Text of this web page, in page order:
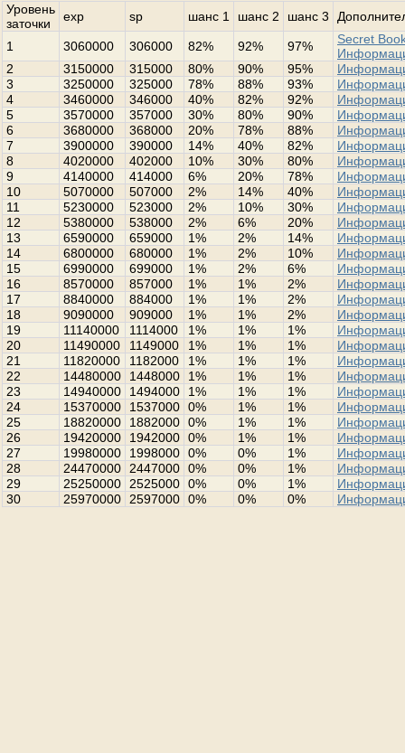
Уровень
заточки
exp sp шанс 1 шанс 2 шанс 3
1 3060000 306000 82% 92% 97%
Secret
2
3150000 315000 80% 90% 95%
3
3250000 325000 78% 88% 93%
4
3460000 346000 40% 82% 92%
5
3570000 357000 30% 80% 90%
6
3680000 368000 20% 78% 88%
7
3900000 390000 14% 40% 82%
8
4020000 402000 10% 30% 80%
9
4140000 414000 6% 20% 78%
10
5070000 507000 2% 14% 40%
11
5230000 523000 2% 10% 30%
12
5380000 538000 2% 6% 20%
13
6590000 659000 1% 2% 14%
14
6800000 680000 1% 2% 10%
15
6990000 699000 1% 2% 6%
16
8570000 857000 1% 1% 2%
17
8840000 884000 1% 1% 2%
18
9090000 909000 1% 1% 2%
19
11140000 1114000 1% 1% 1%
20
11490000 1149000 1% 1% 1%
21
11820000 1182000 1% 1% 1%
22
14480000 1448000 1% 1% 1%
23
14940000 1494000 1% 1% 1%
24
15370000 1537000 0% 1% 1%
25
18820000 1882000 0% 1% 1%
26
19420000 1942000 0% 1% 1%
27
19980000 1998000 0% 0% 1%
28
24470000 2447000 0% 0% 1%
29
25250000 2525000 0% 0% 1%
30
25970000 2597000 0% 0% 0%